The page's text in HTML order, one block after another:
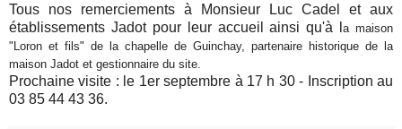
Tous nos remerciements à Monsieur Luc Cadel et aux
établissements Jadot pour leur accueil ainsi qu'à la maison
" Loron et fils" de la chapelle de Guinchay, partenaire historique de la
maison Jadot et gestionnaire du site.
Prochaine visite : le 1er septembre à 17 h 30 - Inscription au
03 85 44 43 36.